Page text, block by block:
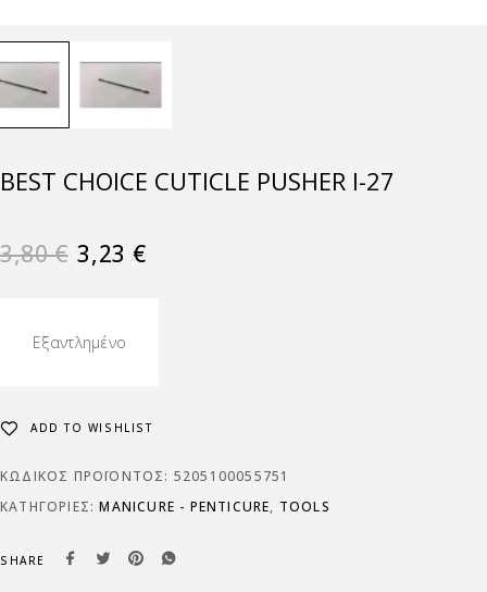
BEST CHOICE CUTICLE PUSHER Ι-27
3,80€ 3,23 €
Εξαντλημένο
ADD TO WISHLIST
ΚΩΔΙΚΌΣ ΠΡΟΪΌΝΤΟΣ: 5205100055751
ΚΑΤΗΓΟΡΊΕΣ:MANICURE - PENTICURE, TOOLS
SHARE